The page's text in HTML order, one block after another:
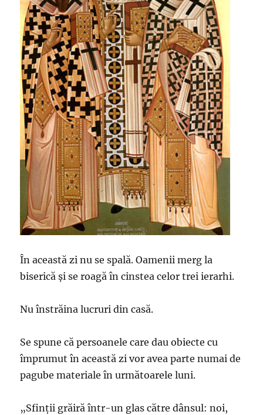
În această zi nu se spală. Oamenii merg la
biserică și se roagă în cinstea celor trei ierarhi.
Nu înstrăina lucruri din casă.
Se spune că persoanele care dau obiecte cu
împrumut în această zi vor avea parte numai de
pagube materiale în următoarele luni.
„Sfinţii grăiră într-un glas către dânsul: noi,